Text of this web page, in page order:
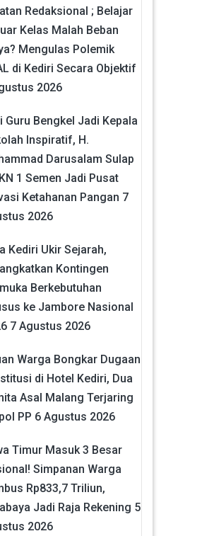
Redaksional ; Belajar
Kelas Malah Beban
Mengulas Polemik
di Kediri Secara Objektif
2026
Guru Bengkel Jadi Kepala
Inspiratif, H.
Darusalam Sulap
1 Semen Jadi Pusat
Ketahanan Pangan 7
2026
Kediri Ukir Sejarah,
Kontingen
Berkebutuhan
ke Jambore Nasional
7 Agustus 2026
Warga Bongkar Dugaan
di Hotel Kediri, Dua
Asal Malang Terjaring
PP 6 Agustus 2026
Timur Masuk 3 Besar
Simpanan Warga
Rp833,7 Triliun,
Jadi Raja Rekening 5
2026